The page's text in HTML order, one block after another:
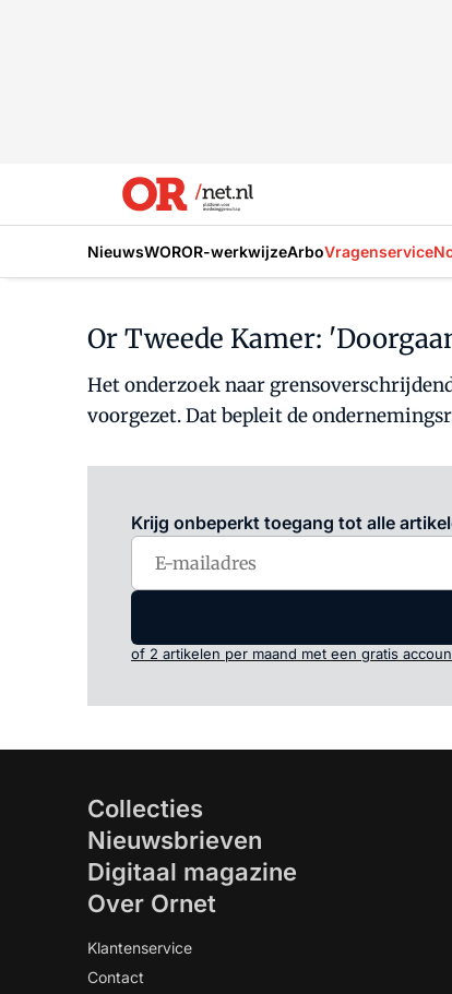
NieuwsWOROR-werkwijzeArboVragenservice
Or Tweede Kamer:
Het onderzoek naar
voorgezet. Dat bepleit de
Krijg onbeperkt toegang tot alle
of 2 artikelen per maand met een gratis
Collecties
Nieuwsbrieven
Digitaal magazine
Over Ornet
Klantenservice
Contact